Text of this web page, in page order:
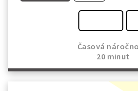
Časová
20 minut